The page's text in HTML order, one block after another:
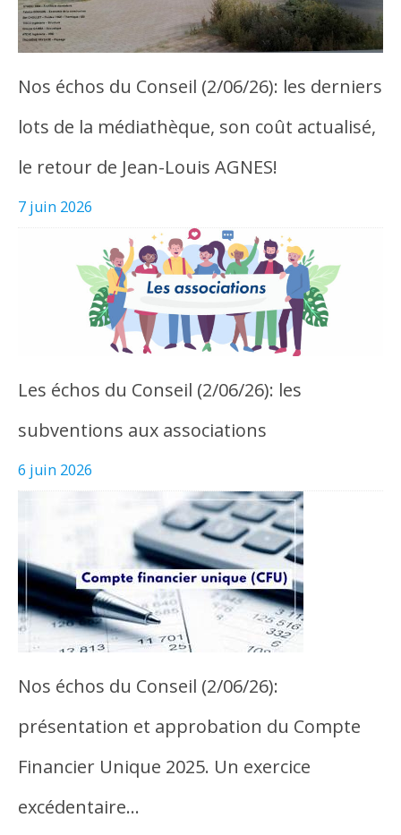
Nos échos du Conseil (2/06/26): les derniers
lots de la médiathèque, son coût actualisé,
le retour de Jean-Louis AGNES!
7 juin 2026
Les échos du Conseil (2/06/26): les
subventions aux associations
6 juin 2026
Nos échos du Conseil (2/06/26):
présentation et approbation du Compte
Financier Unique 2025. Un exercice
excédentaire…